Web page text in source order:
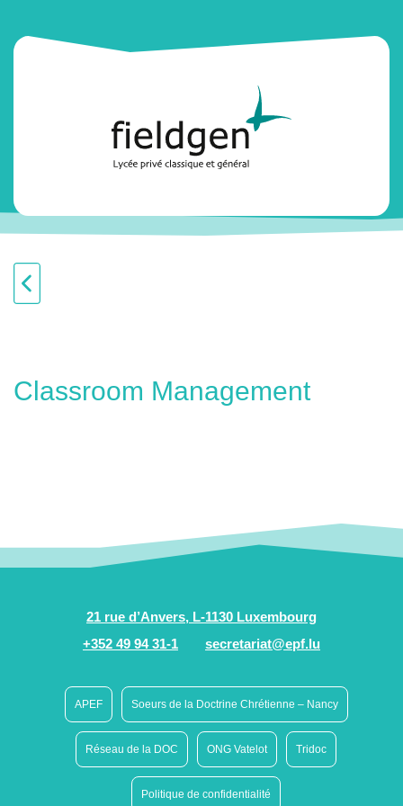
Classroom Management
21 rue d’Anvers, L-1130 Luxembourg
+352 49 94 31-1
secretariat@epf.lu
APEF Soeurs de la Doctrine Chrétienne – Nancy
Réseau de la DOC ONG Vatelot Tridoc
Politique de confidentialité